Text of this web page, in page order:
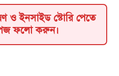
ও ইনসাইড স্টোরি পেতে
ফলো করুন।